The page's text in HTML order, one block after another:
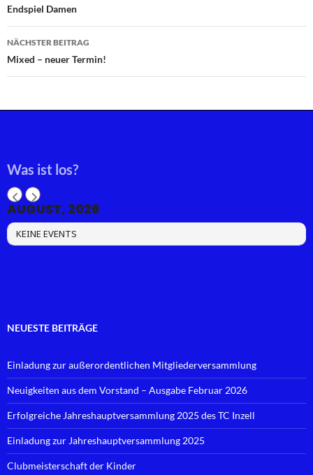
Endspiel Damen
NÄCHSTER BEITRAG
Mixed – neuer Termin!
Was ist los?
AUGUST, 2026
KEINE EVENTS
NEUESTE BEITRÄGE
Einladung zur außerordentlichen Mitgliederversammlung
Neuigkeiten aus dem Vorstand – Ausgabe Februar 2026
Erfolgreiche Jahreshauptversammlung 2025 des TC Inzell
Einladung zur Jahreshauptversammlung 2025
Clubmeisterschaft der Kinder